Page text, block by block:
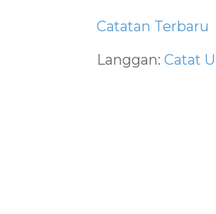
Catatan Terbaru
Langgan: Catat